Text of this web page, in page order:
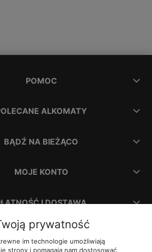
POMOC
ALKOMATY
BĄDŹ NA BIEŻĄCO
MOJE KONTO
I DOSTAWA
INFORMACJE
prywatność
im technologie umożliwiają
strony i pomagają nam dostosować